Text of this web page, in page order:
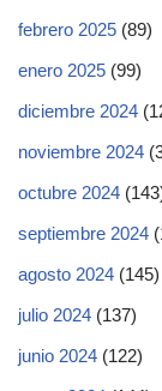
febrero 2025 (89)
enero 2025 (99)
diciembre 2024
noviembre 2024
octubre 2024
septiembre 2024
agosto 2024 (145)
julio 2024 (137)
junio 2024 (122)